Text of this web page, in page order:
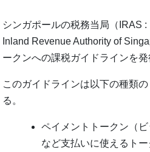
シンガポールの税務当局（IRAS :
Inland Revenue Authority of
ークンへの課税ガイドラインを発
このガイドラインは以下の種類
る。
ペイメントトークン（
など支払いに使えるトー